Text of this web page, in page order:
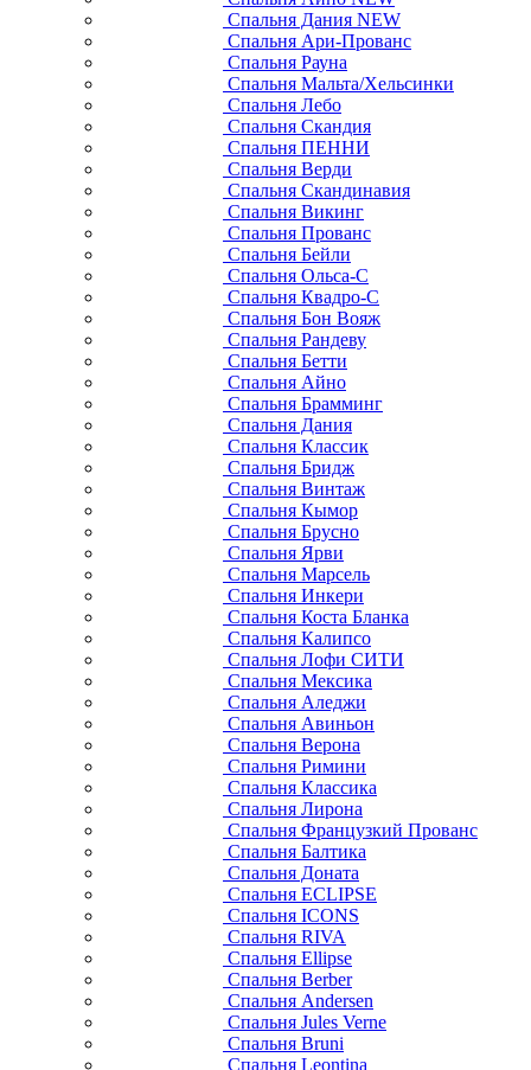
Спальня Дания NEW
Спальня Ари-Прованс
Спальня Рауна
Спальня Мальта/Хельсинки
Спальня Лебо
Спальня Скандия
Спальня ПЕННИ
Спальня Верди
Спальня Скандинавия
Спальня Викинг
Спальня Прованс
Спальня Бейли
Спальня Ольса-С
Спальня Квадро-С
Спальня Бон Вояж
Спальня Рандеву
Спальня Бетти
Спальня Айно
Спальня Брамминг
Спальня Дания
Спальня Классик
Спальня Бридж
Спальня Винтаж
Спальня Кымор
Спальня Брусно
Спальня Ярви
Спальня Марсель
Спальня Инкери
Спальня Коста Бланка
Спальня Калипсо
Спальня Лофи СИТИ
Спальня Мексика
Спальня Аледжи
Спальня Авиньон
Спальня Верона
Спальня Римини
Спальня Классика
Спальня Лирона
Спальня Французкий Прованс
Спальня Балтика
Спальня Доната
Спальня ECLIPSE
Спальня ICONS
Спальня RIVA
Спальня Ellipse
Спальня Berber
Спальня Andersen
Спальня Jules Verne
Спальня Bruni
Спальня Leontina